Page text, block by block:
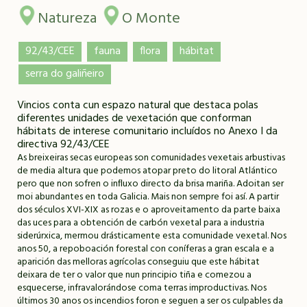
Natureza O Monte
92/43/CEE fauna flora
hábitat
serra do galiñeiro
Vincios conta cun espazo natural que destaca polas
diferentes unidades de vexetación que conforman
hábitats de interese comunitario incluídos no Anexo I da
directiva 92/43/CEE
As breixeiras secas europeas son comunidades vexetais arbustivas
de media altura que podemos atopar preto do litoral Atlántico
pero que non sofren o inﬂuxo directo da brisa mariña. Adoitan ser
moi abundantes en toda Galicia. Mais non sempre foi así. A partir
dos séculos XVI-XIX as rozas e o aproveitamento da parte baixa
das uces para a obtención de carbón vexetal para a industria
siderúrxica, mermou drásticamente esta comunidade vexetal. Nos
anos 50, a repoboación forestal con coníferas a gran escala e a
aparición das melloras agrícolas conseguiu que este hábitat
deixara de ter o valor que nun principio tiña e comezou a
esquecerse, infravalorándose coma terras improductivas. Nos
últimos 30 anos os incendios foron e seguen a ser os culpables da